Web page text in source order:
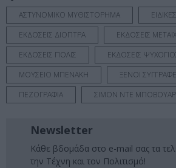
ΑΣΤΥΝΟΜΙΚΟ ΜΥΘΙΣΤΟΡΗΜΑ
ΕΚΔΟΣΕΙΣ ΔΙΟΠΤΡΑ
ΕΚΔΟΣΕΙΣ
ΕΚΔΟΣΕΙΣ ΠΟΛΙΣ
ΕΚΔΟΣΕΙΣ
ΜΟΥΣΕΙΟ ΜΠΕΝΑΚΗ
ΞΕΝΟΙ
ΠΕΖΟΓΡΑΦΙΑ
ΣΙΜΟΝ ΝΤΕ ΜΠΟΒΟΥΑΡ
Newsletter
Κάθε βδομάδα στο e-mail σας τα
την Τέχνη και τον Πολιτισμό!